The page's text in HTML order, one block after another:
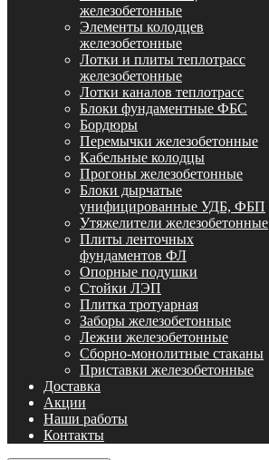
железобетонные
Элементы колодцев
железобетонные
Лотки и плиты теплотрасс
железобетонные
Лотки каналов теплотрасс
Блоки фундаментные ФБС
Бордюры
Перемычки железобетонные
Кабельные колодцы
Прогоны железобетонные
Блоки дырчатые
унифицированные УДБ, ФБП
Утяжелители железобетонные
Плиты ленточных
фундаментов ФЛ
Опорные подушки
Стойки ЛЭП
Плитка тротуарная
Заборы железобетонные
Лежни железобетонные
Сборно-монолитные стаканы
Приставки железобетонные
Доставка
Акции
Наши работы
Контакты